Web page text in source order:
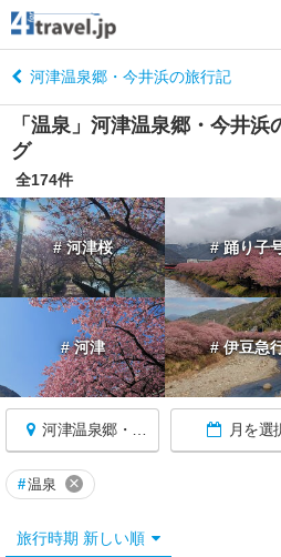
河津温泉郷・今井浜の旅行記
「温泉」河津温泉郷・今井浜
グ
全174件
# 河津桜 # 踊り子
# 河津 # 伊豆急
河津温泉郷・今井浜 月を選
静
岡
へ
戻
る
す
て
静
・
#温泉 ×
旅行時期 新しい順